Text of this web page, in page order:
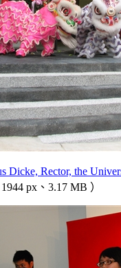
Dicke, Rector, the
1944 px、3.17 MB ）